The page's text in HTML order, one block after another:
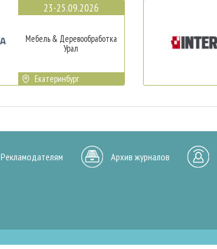
23-25.09.2026
Мебель & Деревообработка
Урал
Екатеринбург
Рекламодателям Архив журналов